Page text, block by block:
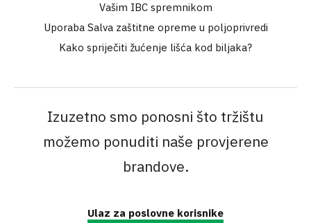
Vašim IBC spremnikom
Uporaba Salva zaštitne opreme u poljoprivredi
Kako spriječiti žućenje lišća kod biljaka?
Izuzetno smo ponosni što tržištu
možemo ponuditi naše provjerene
brandove.
Ulaz za poslovne korisnike